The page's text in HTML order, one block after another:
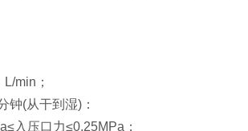
min；
钟(从干到湿)：
入压口力≤0.25MPa；